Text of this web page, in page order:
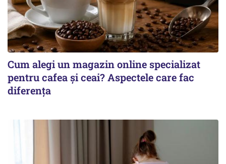
Cum alegi un magazin online specializat
pentru cafea și ceai? Aspectele care fac
diferența